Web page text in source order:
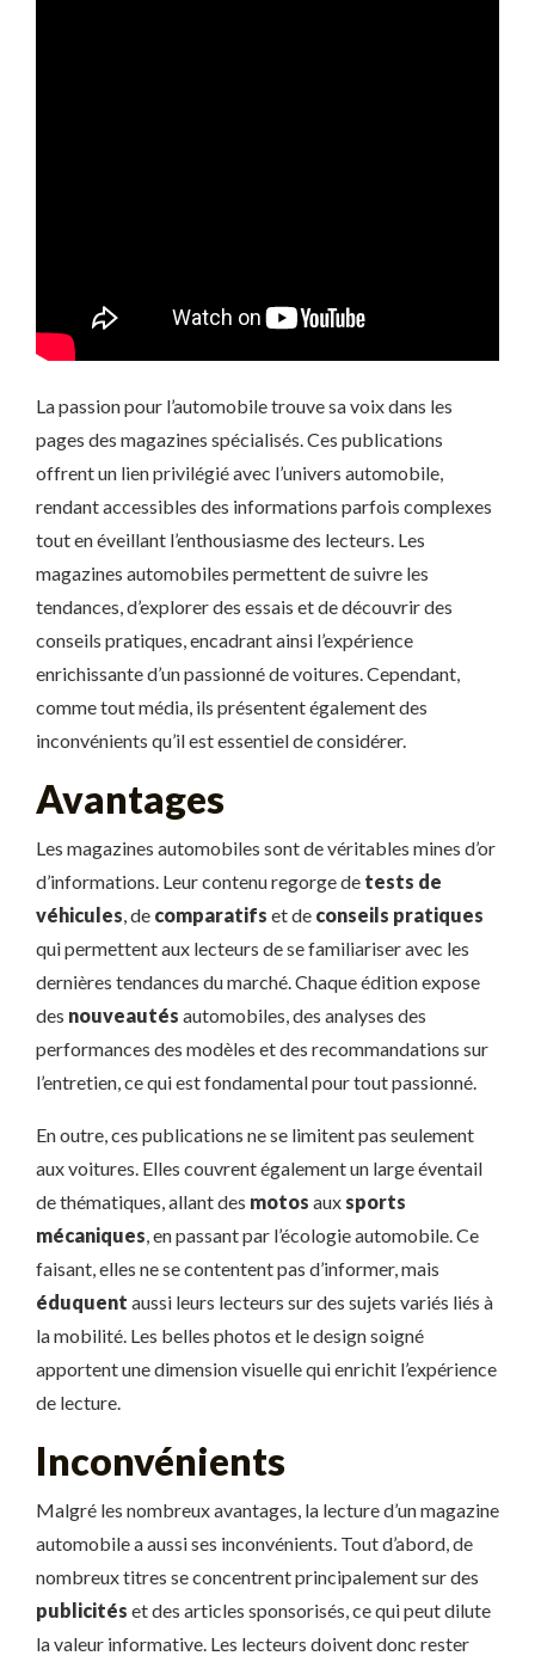
La passion pour l’automobile trouve sa voix dans les
pages des magazines spécialisés. Ces publications
offrent un lien privilégié avec l’univers automobile,
rendant accessibles des informations parfois complexes
tout en éveillant l’enthousiasme des lecteurs. Les
magazines automobiles permettent de suivre les
tendances, d’explorer des essais et de découvrir des
conseils pratiques, encadrant ainsi l’expérience
enrichissante d’un passionné de voitures. Cependant,
comme tout média, ils présentent également des
inconvénients qu’il est essentiel de considérer.
Avantages
Les magazines automobiles sont de véritables mines d’or
d’informations. Leur contenu regorge de tests de
véhicules, de comparatifs et de conseils pratiques
qui permettent aux lecteurs de se familiariser avec les
dernières tendances du marché. Chaque édition expose
des nouveautés automobiles, des analyses des
performances des modèles et des recommandations sur
l’entretien, ce qui est fondamental pour tout passionné.
En outre, ces publications ne se limitent pas seulement
aux voitures. Elles couvrent également un large éventail
de thématiques, allant des motos aux sports
mécaniques, en passant par l’écologie automobile. Ce
faisant, elles ne se contentent pas d’informer, mais
éduquent aussi leurs lecteurs sur des sujets variés liés à
la mobilité. Les belles photos et le design soigné
apportent une dimension visuelle qui enrichit l’expérience
de lecture.
Inconvénients
Malgré les nombreux avantages, la lecture d’un magazine
automobile a aussi ses inconvénients. Tout d’abord, de
nombreux titres se concentrent principalement sur des
publicités et des articles sponsorisés, ce qui peut dilute
la valeur informative. Les lecteurs doivent donc rester